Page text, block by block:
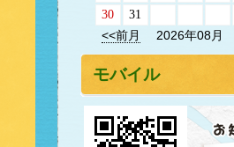
30
31
<<前月
2026年08月
モバイル